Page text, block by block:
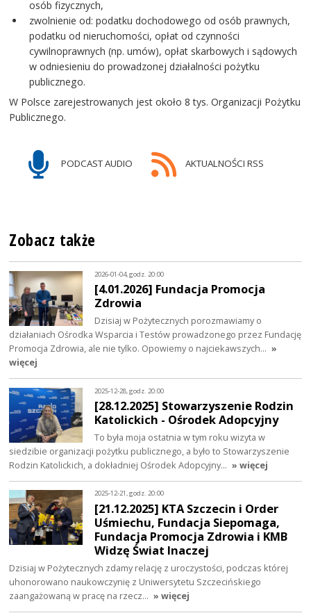
osób fizycznych,
zwolnienie od: podatku dochodowego od osób prawnych,
podatku od nieruchomości, opłat od czynności
cywilnoprawnych (np. umów), opłat skarbowych i sądowych
w odniesieniu do prowadzonej działalności pożytku
publicznego.
W Polsce zarejestrowanych jest około 8 tys. Organizacji Pożytku
Publicznego.
PODCAST AUDIO AKTUALNOŚCI RSS
Zobacz także
2026-01-04, godz. 20:00
[4.01.2026] Fundacja Promocja
Zdrowia
Dzisiaj w Pożytecznych porozmawiamy o
działaniach Ośrodka Wsparcia i Testów prowadzonego przez Fundację
Promocja Zdrowia, ale nie tylko. Opowiemy o najciekawszych… »
więcej
2025-12-28, godz. 20:00
[28.12.2025] Stowarzyszenie Rodzin
Katolickich - Ośrodek Adopcyjny
To była moja ostatnia w tym roku wizyta w
siedzibie organizacji pożytku publicznego, a było to Stowarzyszenie
Rodzin Katolickich, a dokładniej Ośrodek Adopcyjny… » więcej
2025-12-21, godz. 20:00
[21.12.2025] KTA Szczecin i Order
Uśmiechu, Fundacja Siepomaga,
Fundacja Promocja Zdrowia i KMB
Widzę Świat Inaczej
Dzisiaj w Pożytecznych zdamy relację z uroczystości, podczas której
uhonorowano naukowczynię z Uniwersytetu Szczecińskiego
zaangażowaną w pracę na rzecz… » więcej